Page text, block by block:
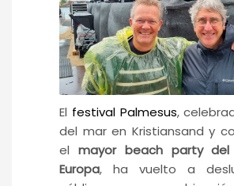
El festival Palmesus,
del mar en Kristiansand y
el mayor beach party
Europa, ha vuelto a